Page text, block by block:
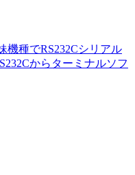
機種でRS232Cシリアル
からターミナルソフ